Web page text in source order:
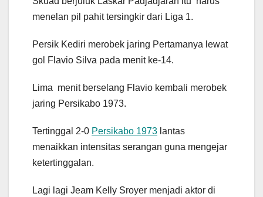
menelan pil pahit tersingkir dari Liga 1.
Persik Kediri merobek jaring Pertamanya lewat
gol Flavio Silva pada menit ke-14.
Lima menit berselang Flavio kembali merobek
jaring Persikabo 1973.
Tertinggal 2-0 Persikabo 1973 lantas
menaikkan intensitas serangan guna mengejar
ketertinggalan.
Lagi lagi Jeam Kelly Sroyer menjadi aktor di